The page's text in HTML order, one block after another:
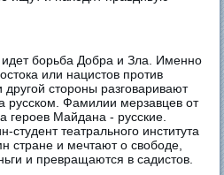
идет борьба Добра и Зла. Именно
или нацистов против
стороны разговаривают
русском. Фамилии мерзавцев от
героев Майдана - русские.
театрального института
стране и мечтают о свободе,
и превращаются в садистов.